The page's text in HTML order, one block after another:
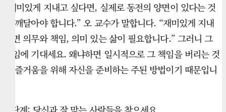
“재미있게 지내고 싶다면, 실제로 동전의 양면이 있다는 것
을 깨달아야 합니다.” 오 교수가 말합니다. “재미있게 지내
려면 의무와 책임, 의미 있는 삶이 필요합니다.” 그러니 그
책임에 기대세요. 왜냐하면 일시적으로 그 책임을 버리는 것
이 즐거움을 위해 자신을 준비하는 주된 방법이기 때문입니